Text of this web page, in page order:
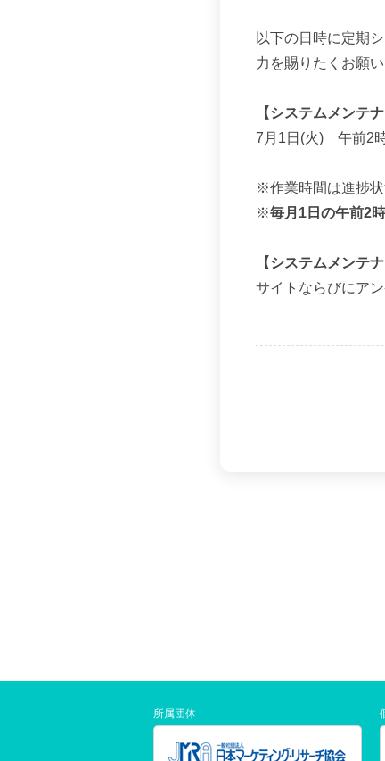
以下の日時に定期
力を賜りたくお願い
【システムメンテ
7月1日(火) 午前2
※作業時間は進捗状
※毎月1日の午前2
【システムメンテ
サイトならびにア
所属団体